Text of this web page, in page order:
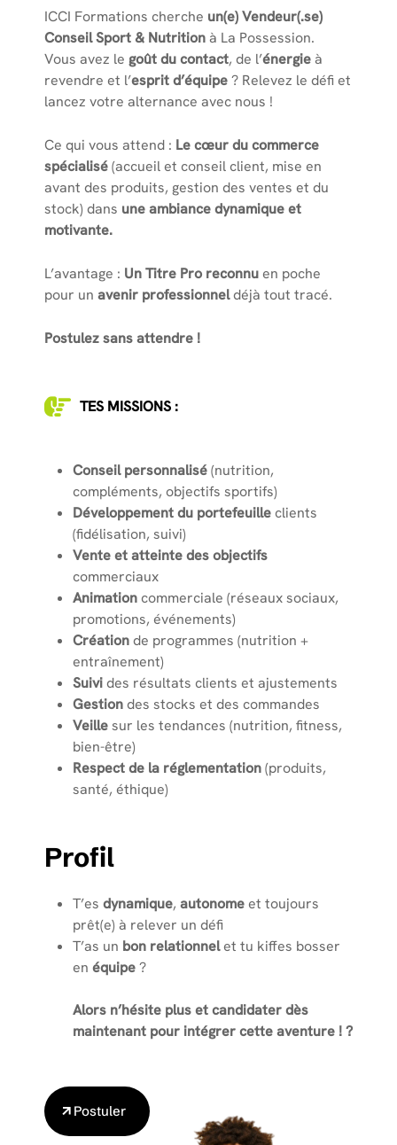
ICCI Formations cherche un(e) Vendeur(.se)
Conseil Sport & Nutritionà La Possession.
Vous avez le goût du contact, de l’énergieà
revendre et l’esprit d’équipe? Relevez le défi et
lancez votre alternance avec nous !
Ce qui vous attend : Le cœur du commerce
spécialisé(accueil et conseil client, mise en
avant des produits, gestion des ventes et du
stock) dans une ambiance dynamique et
motivante.
L’avantage : Un Titre Pro reconnuen poche
pour un avenir professionneldéjà tout tracé.
Postulez sans attendre !
TES MISSIONS :
Conseil personnalisé(nutrition,
compléments, objectifs sportifs)
Développement du portefeuille clients
(fidélisation, suivi)
Vente et atteinte des objectifs
commerciaux
Animation commerciale (réseaux sociaux,
promotions, événements)
Créationde programmes (nutrition +
entraînement)
Suivides résultats clients et ajustements
Gestiondes stocks et des commandes
Veillesur les tendances (nutrition, fitness,
bien-être)
Respect de la réglementation(produits,
santé, éthique)
Profil
T’es dynamique, autonomeet toujours
prêt(e) à relever un défi
T’as un bon relationnelet tu kiffes bosser
en équipe?
Alors n’hésite plus et candidater dès
maintenant pour intégrer cette aventure ! ?
Postuler